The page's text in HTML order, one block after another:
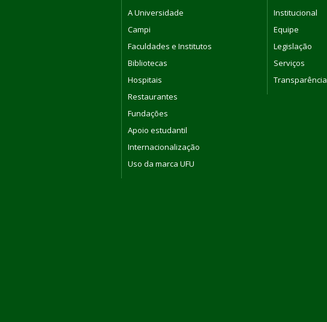
A Universidade
Campi
Faculdades e Institutos
Bibliotecas
Hospitais
Restaurantes
Fundações
Apoio estudantil
Internacionalização
Uso da marca UFU
Institucional
Equipe
Legislação
Serviços
Transparência